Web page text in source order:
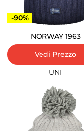
-90%
NORWAY 1963
Vedi Prezzo
UNI